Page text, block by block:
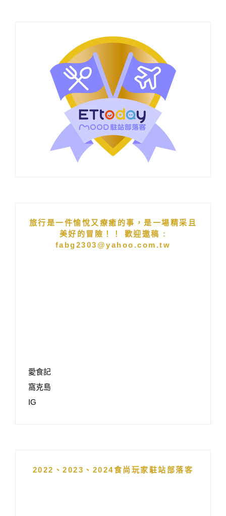
旅行是一件愉悅又療癒的事，是一場精采且
美好的冒險！！ 歡迎邀稿 :
fabg2303@yahoo.com.tw
愛食記
窩克島
IG
2022、2023、2024食尚玩家駐站部落客